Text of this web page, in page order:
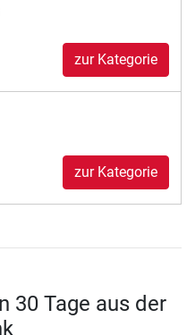
zur Kategorie
zur Kategorie
30 Tage aus der